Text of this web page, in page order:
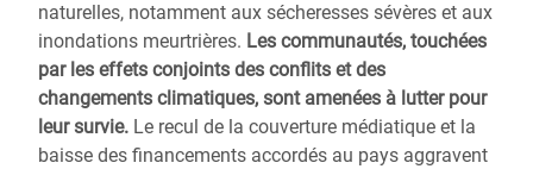
naturelles, notamment aux sécheresses sévères et aux
inondations meurtrières. Les communautés, touchées
par les effets conjoints des conflits et des
changements climatiques, sont amenées à lutter pour
leur survie. Le recul de la couverture médiatique et la
baisse des financements accordés au pays aggravent